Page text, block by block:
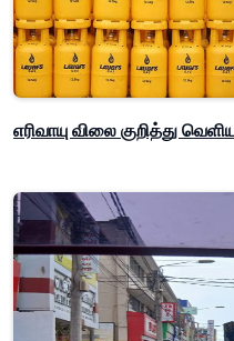
எரிவாயு விலை குறித்து